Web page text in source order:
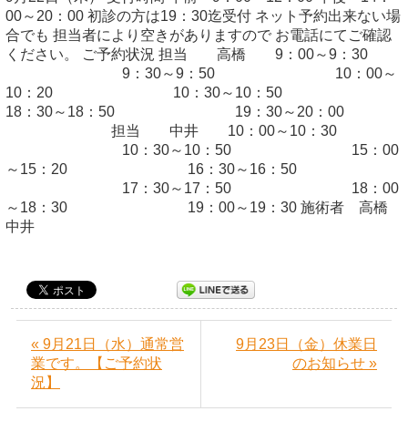
00～20：00 初診の方は19：30迄受付 ネット予約出来ない場
合でも 担当者により空きがありますので お電話にてご確認
ください。 ご予約状況 担当 高橋 9：00～9：30
9：30～9：50 10：00～
10：20 10：30～10：50
18：30～18：50 19：30～20：00
担当 中井 10：00～10：30
10：30～10：50 15：00
～15：20 16：30～16：50
17：30～17：50 18：00
～18：30 19：00～19：30 施術者 高橋
中井
« 9月21日（水）通常営
業です。【ご予約状
況】
9月23日（金）休業日
のお知らせ »